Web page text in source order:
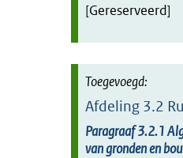
[Gereserveerd]
Afdeling 3.2
Paragraaf3.2.1
van gronden en